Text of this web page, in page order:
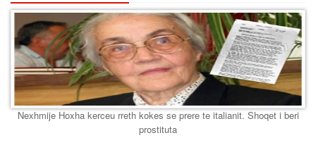
Nexhmije Hoxha kerceu rreth kokes se prere te italianit. Shoqet i beri
prostituta